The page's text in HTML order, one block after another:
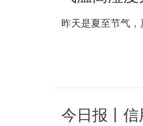
昨天是夏至节气
今日报丨